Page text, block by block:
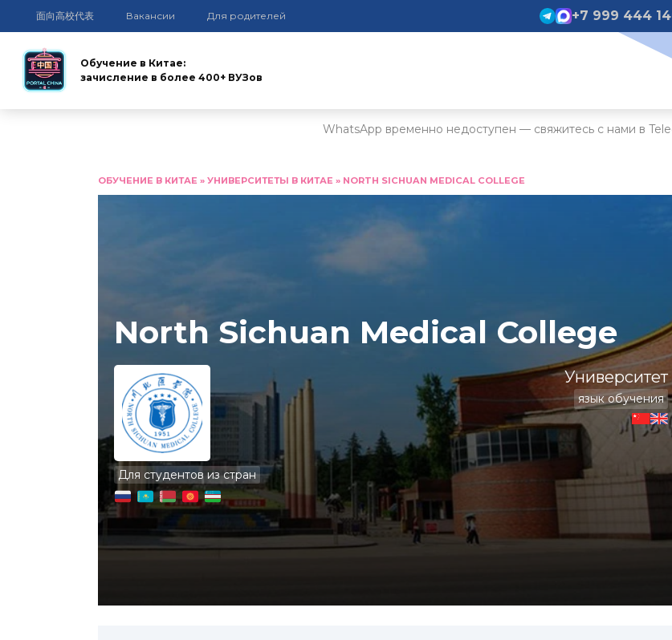
面向高校代表 Вакансии Для родителей +7 999 444
Обучение в Китае:
зачисление в более 400+ ВУЗов
WhatsApp временно недоступен — свяжитесь с нами в
ОБУЧЕНИЕ В КИТАЕ » УНИВЕРСИТЕТЫ В КИТАЕ » NORTH SICHUAN MEDICAL COLLEGE
North Sichuan Medical College
Для студентов из стран
Университет
язык обучения